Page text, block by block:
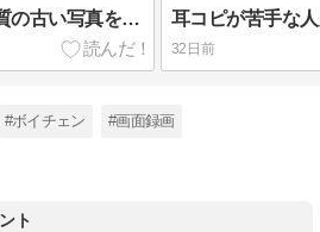
【AIで最大8Kに】低画質の古い写真を高画質に変換する方法
32日前
#ボイチェン #画面録画
ト